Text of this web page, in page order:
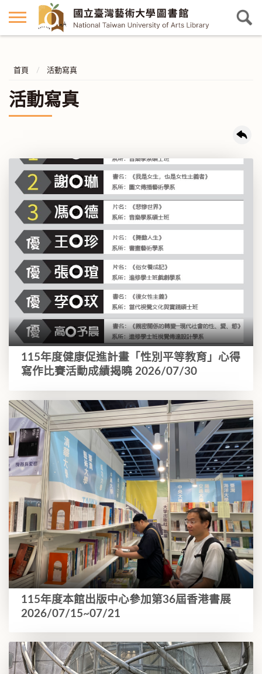
首頁 活動寫真
活動寫真
115年度健康促進計畫「性別平等教育」心得
寫作比賽活動成績揭曉 2026/07/30
115年度本館出版中心參加第36屆香港書展
2026/07/15~07/21